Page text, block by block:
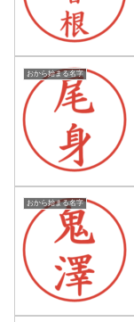
おから始まる名字
おから始まる名字